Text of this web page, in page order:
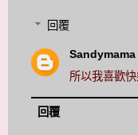
回覆
Sandymama
所以我喜歡
回覆